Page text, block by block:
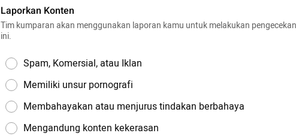
Laporkan Konten
Tim kumparan akan menggunakan laporan kamu untuk melakukan
ini.
Spam, Komersial, atau Iklan
Memiliki unsur pornografi
Membahayakan atau menjurus tindakan berbahaya
Mengandung konten kekerasan